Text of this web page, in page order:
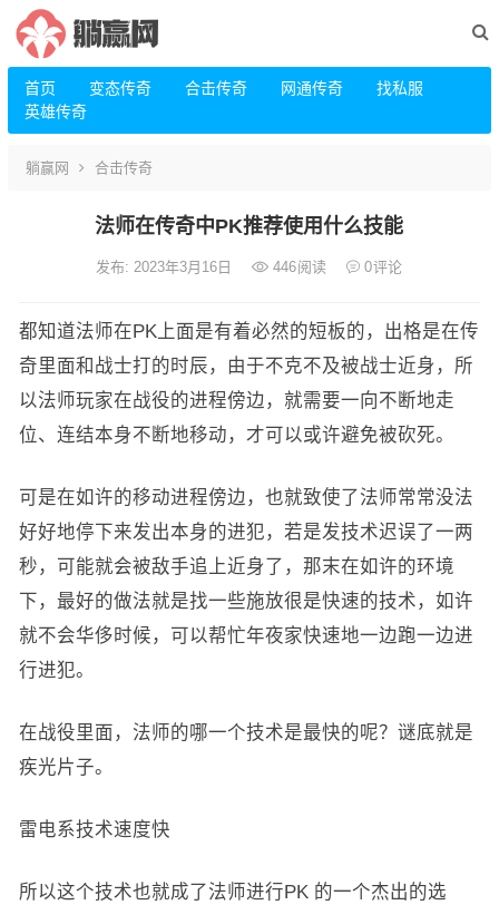
首页 变态传奇 合击传奇 网通传奇
找私服
英雄传奇
躺赢网 合击传奇
法师在传奇中PK推荐使用什么技能
发布: 2023年3月16日 446阅读 0评论
都知道法师在PK上面是有着必然的短板的，出格是在传
奇里面和战士打的时辰，由于不克不及被战士近身，所
以法师玩家在战役的进程傍边，就需要一向不断地走
位、连结本身不断地移动，才可以或许避免被砍死。
可是在如许的移动进程傍边，也就致使了法师常常没法
好好地停下来发出本身的进犯，若是发技术迟误了一两
秒，可能就会被敌手追上近身了，那末在如许的环境
下，最好的做法就是找一些施放很是快速的技术，如许
就不会华侈时候，可以帮忙年夜家快速地一边跑一边进
行进犯。
在战役里面，法师的哪一个技术是最快的呢？谜底就是
疾光片子。
雷电系技术速度快
所以这个技术也就成了法师进行PK 的一个杰出的选